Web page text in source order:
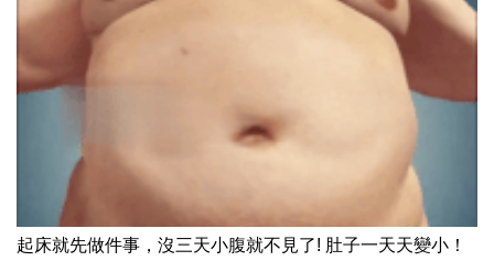
起床就先做件事，沒三天小腹就不見了! 肚子一天天變小！